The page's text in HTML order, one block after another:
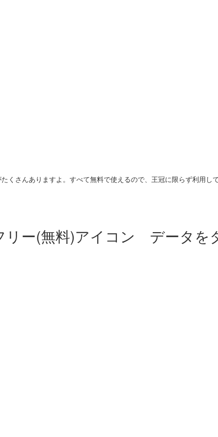
さんありますよ。すべて無料で使えるので、王冠に限らず利用し
リー(無料)アイコン データを